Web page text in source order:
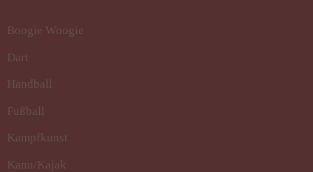
Boogie Woogie
Dart
Handball
Fußball
Kampfkunst
Kanu/Kajak